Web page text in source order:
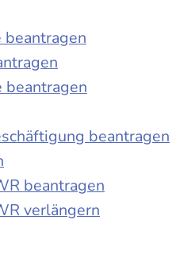
beantragen
beantragen
verlängern